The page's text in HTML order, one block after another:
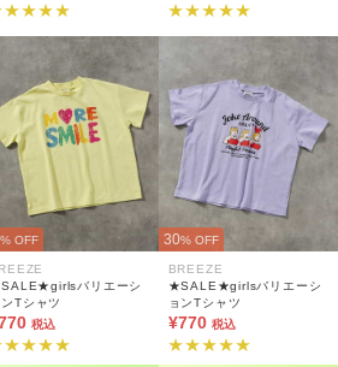
% OFF
バリエーシ
ンTシャツ
税込
30% OFF
BREEZE
★SALE★girlsバリエーシ
ョンTシャツ
¥770 税込